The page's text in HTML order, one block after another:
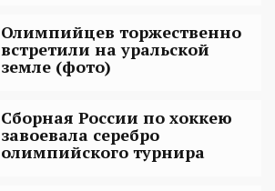
Олимпийцев торжественно
встретили на уральской
земле (фото)
Сборная России по хоккею
завоевала серебро
олимпийского турнира